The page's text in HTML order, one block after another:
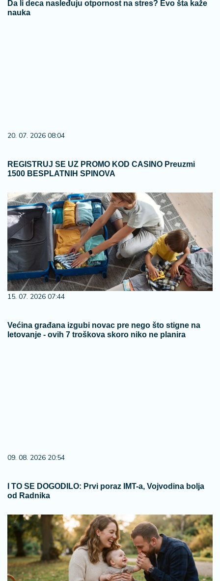
Da li deca nasleđuju otpornost na stres? Evo šta kaže
nauka
20. 07. 2026 08:04
REGISTRUJ SE UZ PROMO KOD CASINO Preuzmi
1500 BESPLATNIH SPINOVA
15. 07. 2026 07:44
Većina građana izgubi novac pre nego što stigne na
letovanje - ovih 7 troškova skoro niko ne planira
09. 08. 2026 20:54
I TO SE DOGODILO: Prvi poraz IMT-a, Vojvodina bolja
od Radnika